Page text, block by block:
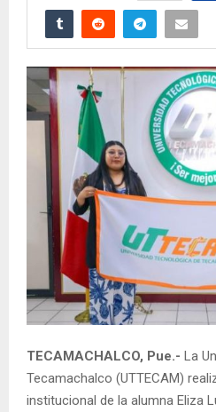
TECAMACHALCO, Pue.- La
Tecamachalco (UTTECAM)
institucional de la alumna Eliza